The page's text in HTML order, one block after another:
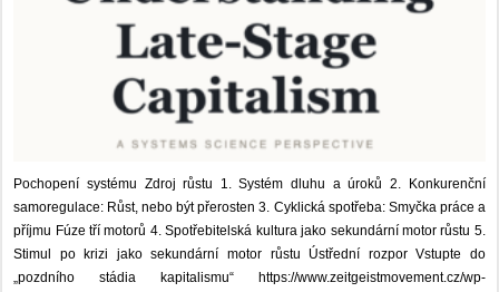
Pochopení systému Zdroj růstu 1. Systém dluhu a úroků 2. Konkurenční
samoregulace: Růst, nebo být přerosten 3. Cyklická spotřeba: Smyčka práce a
příjmu Fúze tří motorů 4. Spotřebitelská kultura jako sekundární motor růstu 5.
Stimul po krizi jako sekundární motor růstu Ústřední rozpor Vstupte do
„pozdního stádia kapitalismu“ https://www.zeitgeistmovement.cz/wp-